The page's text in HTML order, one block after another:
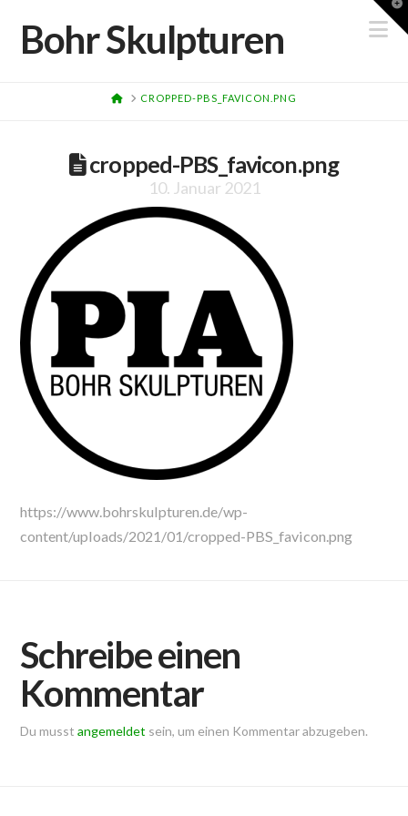
Bohr Skulpturen
HOMECROPPED-PBS_FAVICON.PNG
cropped-PBS_favicon.png
10. Januar 2021
https://www.bohrskulpturen.de/wp-
content/uploads/2021/01/cropped-PBS_favicon.png
Schreibe einen
Kommentar
Du musstangemeldet sein, um einen Kommentar abzugeben.